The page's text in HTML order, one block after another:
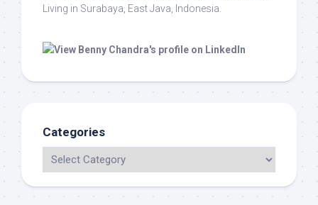
Living in Surabaya, East Java, Indonesia.
Categories